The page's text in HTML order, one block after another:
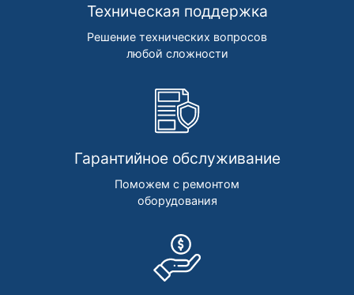
Техническая поддержка
Решение технических вопросов
любой сложности
Гарантийное обслуживание
Поможем с ремонтом
оборудования